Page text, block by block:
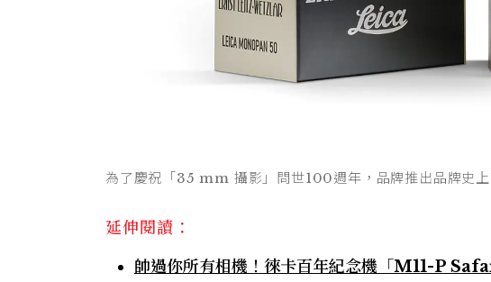
為了慶祝「35 mm 攝影」問世100週年，品牌推出品牌史
延伸閱讀：
帥過你所有相機！徠卡百年紀念機「M11-P